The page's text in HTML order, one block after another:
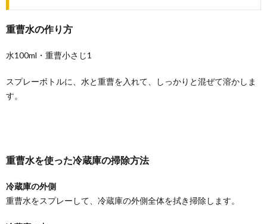
重曹水の作り方
水100ml・重曹小さじ1
スプレーボトルに、水と重曹を入れて、しっかりと混ぜて溶かしま
す。
重曹水を使った冷蔵庫の掃除方法
冷蔵庫の外側
重曹水をスプレーして、冷蔵庫の外側全体を拭き掃除します。